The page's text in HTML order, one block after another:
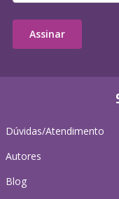
Dúvidas/Atendimento
Autores
Blog
Assinar